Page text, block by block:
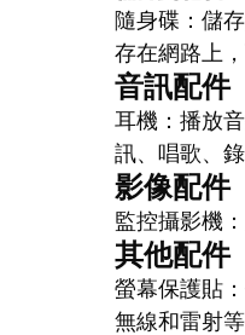
隨身碟：儲
存在網路上
音訊配件
耳機：播放
訊、唱歌、錄
影像配件
監控攝影機
其他配件
螢幕保護貼
無線和雷射等